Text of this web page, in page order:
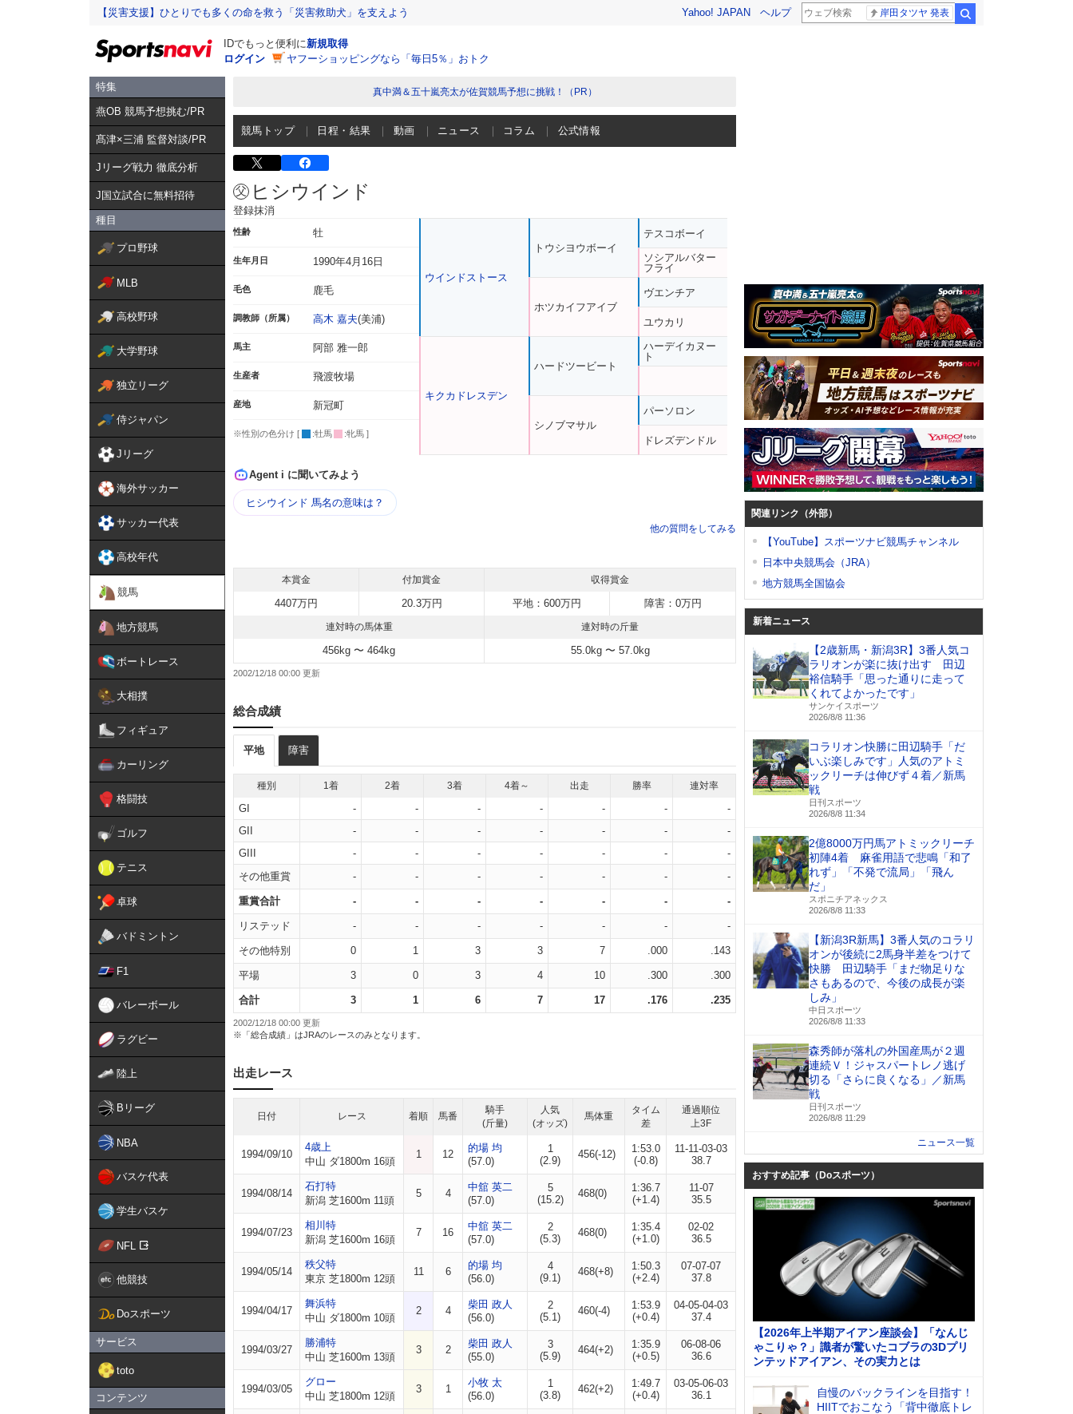
【災害支援】ひとりでも多くの命を救う「災害救助犬」を支えよう Yahoo! JAPAN ヘルプ 岸田タツヤ 発表
IDでもっと便利に新規取得
ログイン
ヤフーショッピングなら「毎日5％」おトク
特集
燕OB 競馬予想挑む/PR
髙津×三浦 監督対談/PR
Jリーグ戦力 徹底分析
J国立試合に無料招待
種目
プロ野球
MLB
高校野球
大学野球
独立リーグ
侍ジャパン
Jリーグ
海外サッカー
サッカー代表
高校年代
競馬
地方競馬
ボートレース
大相撲
フィギュア
カーリング
格闘技
ゴルフ
テニス
卓球
バドミントン
F1
バレーボール
ラグビー
陸上
Bリーグ
NBA
バスケ代表
学生バスケ
NFL
他競技
Doスポーツ
サービス
toto
コンテンツ
真中満＆五十嵐亮太が佐賀競馬予想に挑戦！（PR）
競馬トップ 日程・結果 動画 ニュース コラム 公式情報
ヒシウインド
登録抹消
性齢 牡
生年月日 1990年4月16日
毛色 鹿毛
調教師（所属） 高木 嘉夫(美浦)
馬主 阿部 雅一郎
生産者 飛渡牧場
産地 新冠町
※性別の色分け [ :牡馬 :牝馬 ]
ウインドストース
キクカドレスデン
トウシヨウボーイ
ホツカイフアイブ
ハードツービート
シノブマサル
テスコボーイ
ソシアルバター
フライ
ヴエンチア
ユウカリ
ハーデイカヌー
ト
パーソロン
ドレズデンドル
Agent i に聞いてみよう
ヒシウインド 馬名の意味は？
他の質問をしてみる
本賞金 付加賞金 収得賞金
4407万円 20.3万円 平地：600万円 障害：0万円
連対時の馬体重 連対時の斤量
456kg 〜 464kg 55.0kg 〜 57.0kg
2002/12/18 00:00
総合成績
平地 障害
種別 1着 2着 3着 4着～ 出走 勝率 連対率
GI - - - - - -
-
GII
- - - - - -
-
GIII
- - - - - -
-
その他重賞
- - - - - - -
重賞合計 - - - - - - -
リステッド - - - - - - -
その他特別 0 1 3 3 7 .000 .143
平場 3 0 3 4 10 .300 .300
合計 3 1 6 7 17 .176 .235
2002/12/18 00:00 更新
※「総合成績」はJRAのレースのみとなります。
出走レース
日付 レース 着順 馬番
騎手
(斤量)
人気
(オッズ)
馬体重
タイム
差
通過順位
上3F
1994/09/10
4歳上
中山 ダ1800m 16頭
1 12
的場 均
(57.0)
1
(2.9)
456(-12)
1:53.0
(-0.8)
11-11-03-03
38.7
1994/08/14
石打特
新潟 芝1600m 11頭
5 4
中舘 英二
(57.0)
5
(15.2)
468(0)
1:36.7
(+1.4)
11-07
35.5
1994/07/23
相川特
新潟 芝1600m 16頭
7 16
中舘 英二
(57.0)
2
(5.3)
468(0)
1:35.4
(+1.0)
02-02
36.5
1994/05/14
秩父特
東京 芝1800m 12頭
11 6
的場 均
(56.0)
4
(9.1)
468(+8)
1:50.3
(+2.4)
07-07-07
37.8
1994/04/17
舞浜特
中山 ダ1800m 10頭
2 4
柴田 政人
(56.0)
2
(5.1)
460(-4)
1:53.9
(+0.4)
04-05-04-03
37.4
1994/03/27
勝浦特
中山 芝1600m 13頭
3 2
柴田 政人
(55.0)
3
(5.9)
464(+2)
1:35.9
(+0.5)
06-08-06
36.6
1994/03/05
グロー
中山 芝1800m 12頭
3 1
小牧 太
(56.0)
1
(3.8)
462(+2)
1:49.7
(+0.4)
03-05-06-03
36.1
関連リンク（外部）
【YouTube】スポーツナビ競馬チャンネル
日本中央競馬会（JRA）
地方競馬全国協会
新着ニュース
【2歳新馬・新潟3R】3番人気コ
ラリオンが楽に抜け出す 田辺
裕信騎手「思った通りに走って
くれてよかったです」
サンケイスポーツ
2026/8/8 11:36
コラリオン快勝に田辺騎手「だ
いぶ楽しみです」人気のアトミ
ックリーチは伸びず４着／新馬
戦
日刊スポーツ
2026/8/8 11:34
2億8000万円馬アトミックリーチ
初陣4着 麻雀用語で悲鳴「和了
れず」「不発で流局」「飛ん
だ」
スポニチアネックス
2026/8/8 11:33
【新潟3R新馬】3番人気のコラリ
オンが後続に2馬身半差をつけて
快勝 田辺騎手「まだ物足りな
さもあるので、今後の成長が楽
しみ」
中日スポーツ
2026/8/8 11:33
森秀師が落札の外国産馬が２週
連続Ｖ！ジャスパートレノ逃げ
切る「さらに良くなる」／新馬
戦
日刊スポーツ
2026/8/8 11:29
ニュース一覧
おすすめ記事（Doスポーツ）
【2026年上半期アイアン座談会】「なんじ
ゃこりゃ？」識者が驚いたコブラの3Dプリ
ンテッドアイアン、その実力とは
自慢のバックラインを目指す！
HIITでおこなう「背中徹底トレ